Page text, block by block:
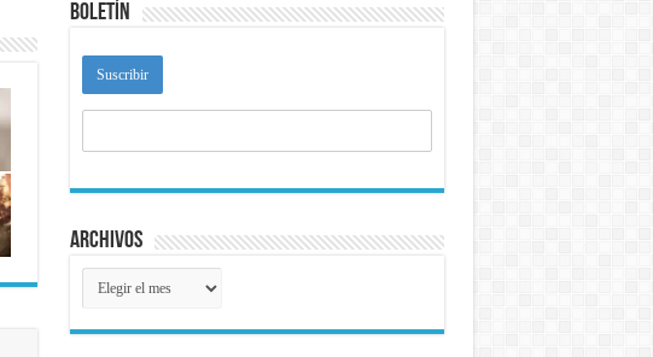
Boletín
Archivos
Archivos